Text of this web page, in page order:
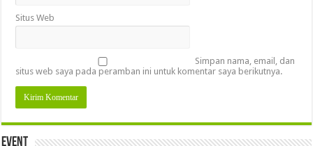
Situs Web
Simpan nama, email, dan
situs web saya pada peramban ini untuk komentar saya berikutnya.
Event